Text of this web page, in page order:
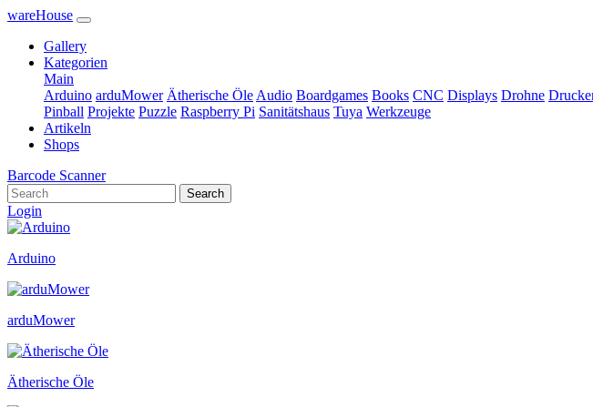
wareHouse
Gallery
Kategorien
Main
Arduino arduMower Ätherische Öle Audio Boardgames Books CNC Displays Drohne
Pinball Projekte Puzzle Raspberry Pi Sanitätshaus Tuya Werkzeuge
Artikeln
Shops
Barcode Scanner
Search
Login
Arduino
arduMower
Ätherische Öle